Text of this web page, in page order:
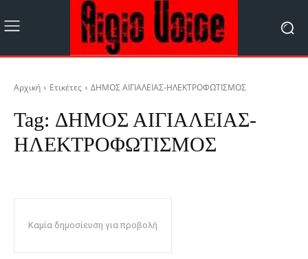
Αρχική Ετικέτες ΔΗΜΟΣ ΑΙΓΙΑΛΕΙΑΣ-ΗΛΕΚΤΡΟΦΩΤΙΣΜΟΣ
Tag: ΔΗΜΟΣ ΑΙΓΙΑΛΕΙΑΣ-
ΗΛΕΚΤΡΟΦΩΤΙΣΜΟΣ
Καμία δημοσίευση για προβολή